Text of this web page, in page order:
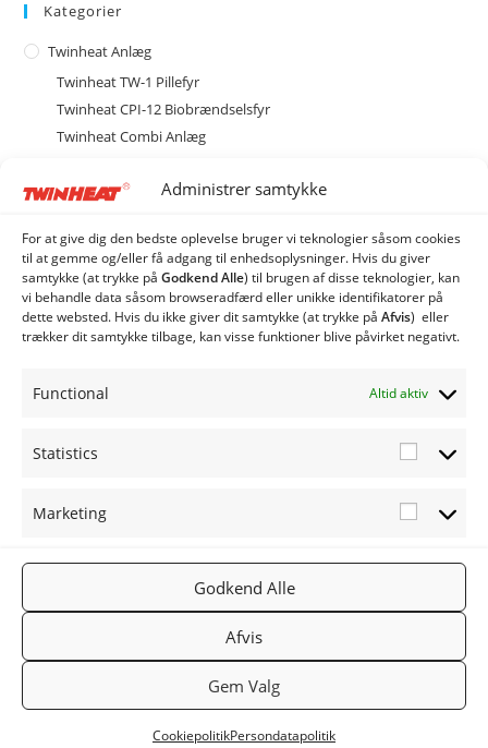
Administrer samtykke
For at give dig den bedste oplevelse bruger vi teknologier såsom cookies
til at gemme og/eller få adgang til enhedsoplysninger. Hvis du giver
samtykke (at trykke på Godkend Alle) til brugen af ​​disse teknologier, kan
vi behandle data såsom browseradfærd eller unikke identifikatorer på
dette websted. Hvis du ikke giver dit samtykke (at trykke på Afvis) eller
trækker dit samtykke tilbage, kan visse funktioner blive påvirket negativt.
Functional Altid aktiv
Statistics
Marketing
Godkend Alle
Afvis
Gem Valg
CookiepolitikPersondatapolitik
Kategorier
Twinheat Anlæg
Twinheat TW-1 Pillefyr
Twinheat CPI-12 Biobrændselsfyr
Twinheat Combi Anlæg
Type MCS med cellesluse
MCS40 Biobrændselsanlæg
MCS80 Biobrændselsanlæg
Type ME med spjældhus
Twinheat Industri Anlæg
Øvrige produkter
T
TWINHEA
Gå til
Twinheat.
dk
nyhedsbr